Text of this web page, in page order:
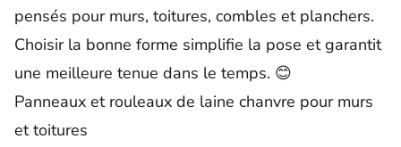
pensés pour murs, toitures, combles et planchers.
Choisir la bonne forme simplifie la pose et garantit
une meilleure tenue dans le temps. 😊
Panneaux et rouleaux de laine chanvre pour murs
et toitures